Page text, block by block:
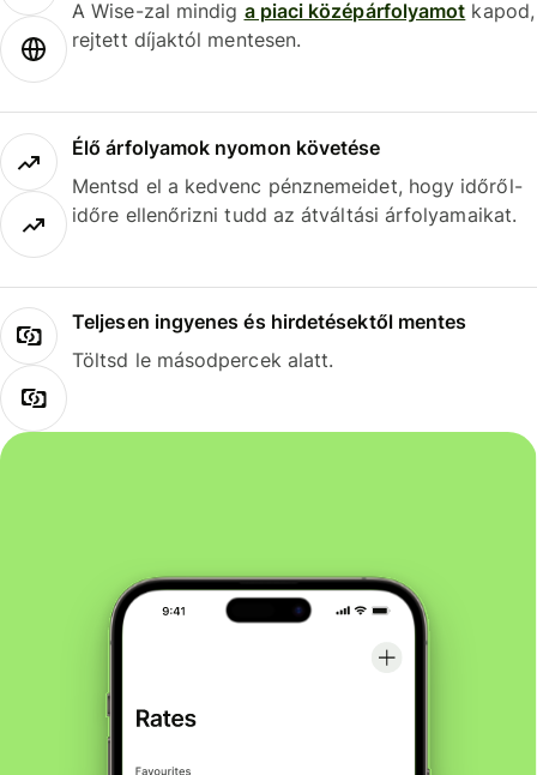
A Wise-zal mindig a piaci középárfolyamot kapod,
rejtett díjaktól mentesen.
Élő árfolyamok nyomon követése
Mentsd el a kedvenc pénznemeidet, hogy időről-
időre ellenőrizni tudd az átváltási árfolyamaikat.
Teljesen ingyenes és hirdetésektől mentes
Töltsd le másodpercek alatt.